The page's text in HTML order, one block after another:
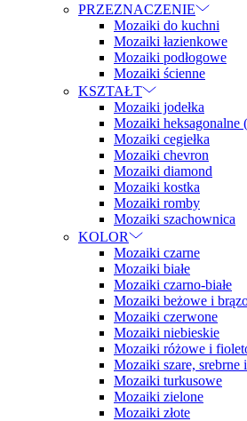
PRZEZNACZENIE
Mozaiki do kuchni
Mozaiki łazienkowe
Mozaiki podłogowe
Mozaiki ścienne
KSZTAŁT
Mozaiki jodełka
Mozaiki heksagonalne
Mozaiki cegiełka
Mozaiki chevron
Mozaiki diamond
Mozaiki kostka
Mozaiki romby
Mozaiki szachownica
KOLOR
Mozaiki czarne
Mozaiki białe
Mozaiki czarno-białe
Mozaiki beżowe i
Mozaiki czerwone
Mozaiki niebieskie
Mozaiki różowe i
Mozaiki szare, srebrne
Mozaiki turkusowe
Mozaiki zielone
Mozaiki złote